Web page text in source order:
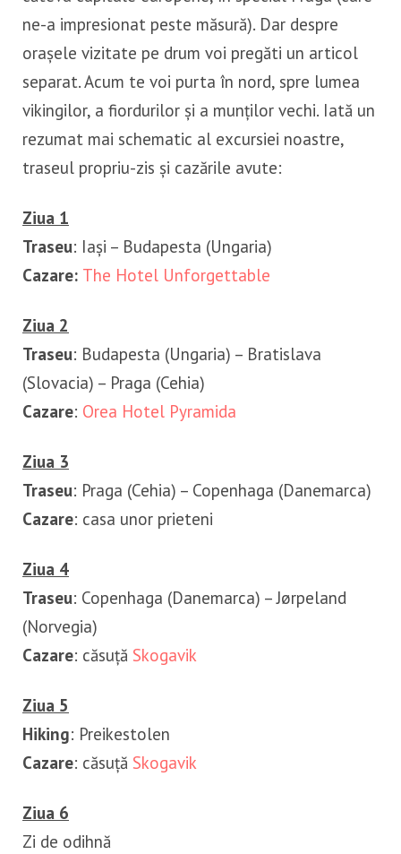
ne-a impresionat peste măsură). Dar despre
orașele vizitate pe drum voi pregăti un articol
separat. Acum te voi purta în nord, spre lumea
vikingilor, a fiordurilor și a munților vechi. Iată un
rezumat mai schematic al excursiei noastre,
traseul propriu-zis și cazările avute:
Ziua 1
Traseu: Iași – Budapesta (Ungaria)
Cazare: The Hotel Unforgettable
Ziua 2
Traseu: Budapesta (Ungaria) – Bratislava
(Slovacia) – Praga (Cehia)
Cazare: Orea Hotel Pyramida
Ziua 3
Traseu: Praga (Cehia) – Copenhaga (Danemarca)
Cazare: casa unor prieteni
Ziua 4
Traseu: Copenhaga (Danemarca) – Jørpeland
(Norvegia)
Cazare: căsuță Skogavik
Ziua 5
Hiking: Preikestolen
Cazare: căsuță Skogavik
Ziua 6
Zi de odihnă